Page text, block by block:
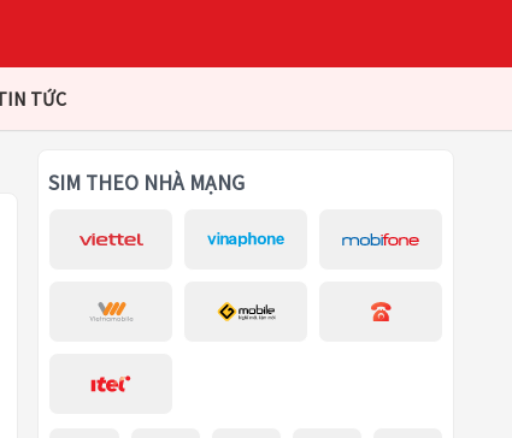
TỨC
SIM THEO NHÀ MẠNG